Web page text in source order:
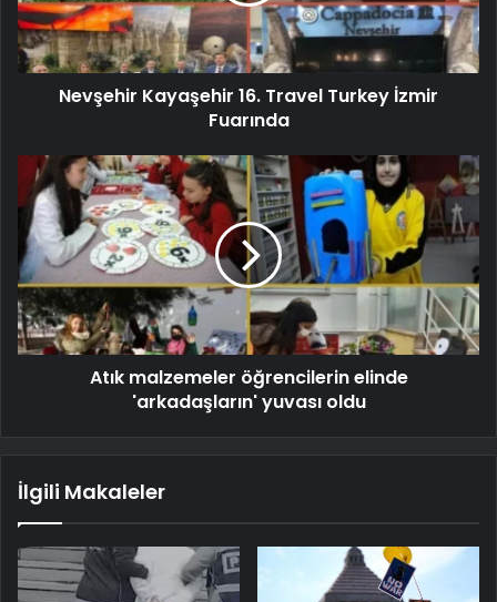
Nevşehir Kayaşehir 16. Travel Turkey İzmir
Fuarında
Atık malzemeler öğrencilerin elinde
'arkadaşların' yuvası oldu
İlgili Makaleler